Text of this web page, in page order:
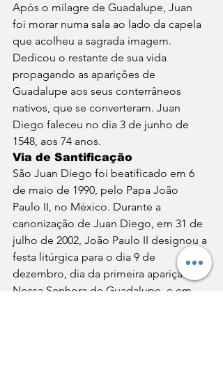
Após o milagre de Guadalupe, Juan
foi morar numa sala ao lado da capela
que acolheu a sagrada imagem.
Dedicou o restante de sua vida
propagando as aparições de
Guadalupe aos seus conterrâneos
nativos, que se converteram. Juan
Diego faleceu no dia 3 de junho de
1548, aos 74 anos.
Via de Santificação
São Juan Diego foi beatificado em 6
de maio de 1990, pelo Papa João
Paulo II, no México. Durante a
canonização de Juan Diego, em 31 de
julho de 2002, João Paulo II designou a
festa litúrgica para o dia 9 de
dezembro, dia da primeira aparição de
Nossa Senhora de Guadalupe, e em